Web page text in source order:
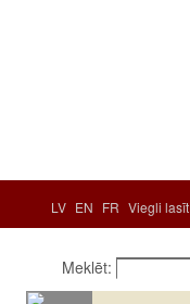
LV EN FR Viegli lasīt
Meklēt: